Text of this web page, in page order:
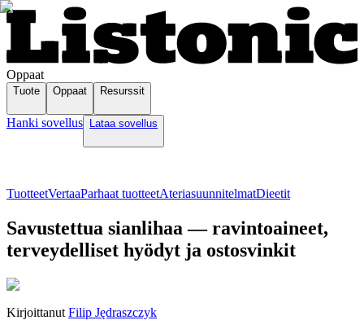
Oppaat
Tuote Oppaat Resurssit
Hanki sovellus Lataa sovellus
TuotteetVertaaParhaat tuotteetAteriasuunnitelmatDieetit
Savustettua sianlihaa — ravintoaineet,
terveydelliset hyödyt ja ostosvinkit
Kirjoittanut Filip Jędraszczyk